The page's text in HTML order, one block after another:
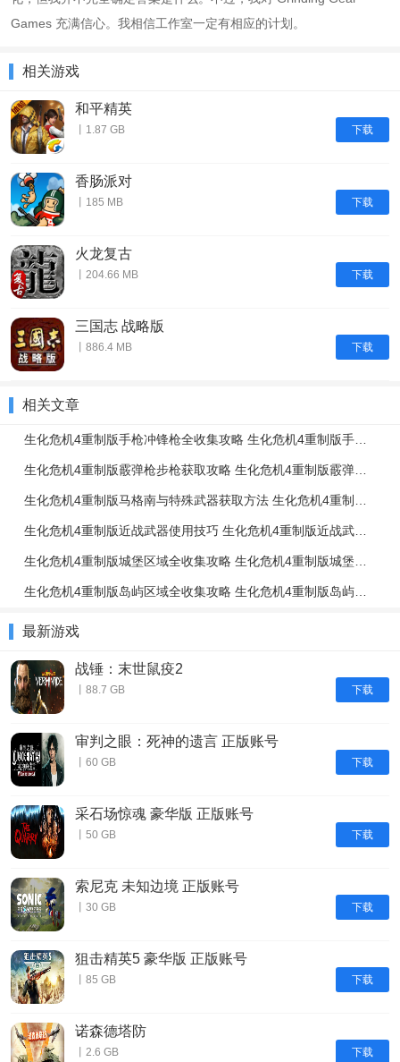
Games 充满信心。我相信工作室一定有相应的计划。
相关游戏
下载
和平精英
丨1.87 GB
下载
香肠派对
丨185 MB
下载
火龙复古
丨204.66 MB
下载
三国志 战略版
丨886.4 MB
相关文章
最新游戏
下载
战锤：末世鼠疫2
丨88.7 GB
下载
审判之眼：死神的遗言 正版账号
丨60 GB
下载
采石场惊魂 豪华版 正版账号
丨50 GB
下载
索尼克 未知边境 正版账号
丨30 GB
下载
狙击精英5 豪华版 正版账号
丨85 GB
下载
诺森德塔防
丨2.6 GB